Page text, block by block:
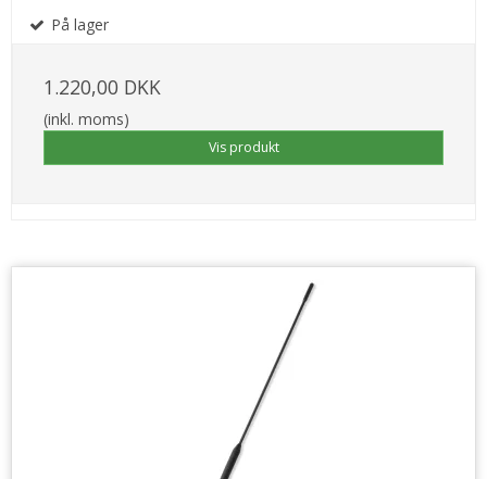
På lager
1.220,00 DKK
(inkl. moms)
Vis produkt